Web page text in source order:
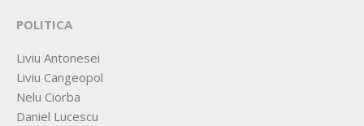
POLITICA
Liviu Antonesei
Liviu Cangeopol
Nelu Ciorba
Daniel Lucescu